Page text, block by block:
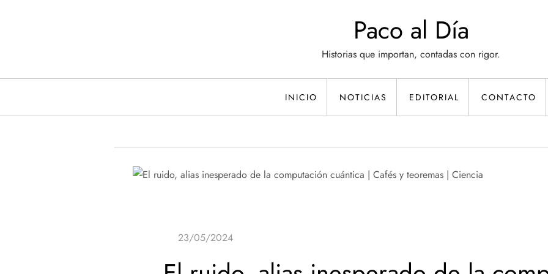
Paco al Día
Historias que importan, contadas con rigor.
INICIO NOTICIAS EDITORIAL CONTACTO